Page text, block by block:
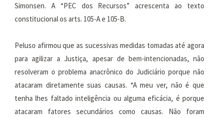
Simonsen. A “PEC dos Recursos” acrescenta ao texto
constitucional os arts. 105-A e 105-B.
Peluso afirmou que as sucessivas medidas tomadas até agora
para agilizar a Justiça, apesar de bem-intencionadas, não
resolveram o problema anacrônico do Judiciário porque não
atacaram diretamente suas causas. “A meu ver, não é que
tenha lhes faltado inteligência ou alguma eficácia, é porque
atacaram fatores secundários como causas. Não foram